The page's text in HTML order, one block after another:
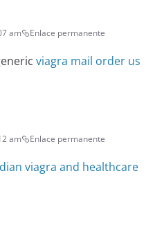
am Enlace permanente
viagra mail order us
am Enlace permanente
viagra and healthcare